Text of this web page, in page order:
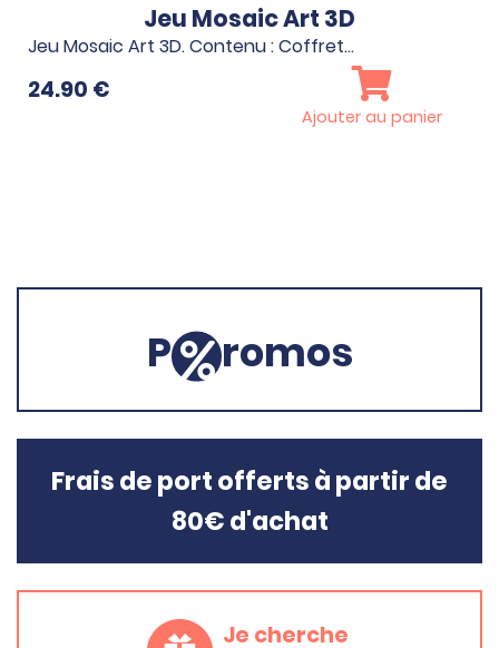
Jeu Mosaic Art 3D
Jeu Mosaic Art 3D. Contenu : Coffret…
24.90 €
Ajouter au panier
P romos
Frais de port offerts à partir de
80€ d'achat
Je cherche